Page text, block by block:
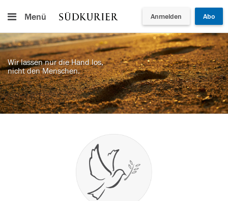
Menü Anmelden Abo
Wir lassen nur die Hand los,
nicht den Menschen.